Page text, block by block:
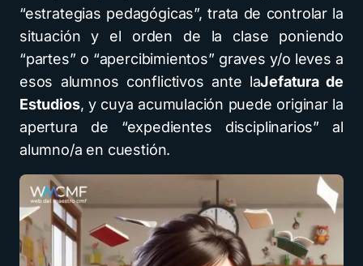
“estrategias pedagógicas”, trata de controlar la
situación y el orden de la clase poniendo
“partes” o “apercibimientos” graves y/o leves a
esos alumnos conflictivos ante laJefatura de
Estudios, y cuya acumulación puede originar la
apertura de “expedientes disciplinarios” al
alumno/a en cuestión.